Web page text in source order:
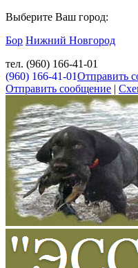
Выберите Ваш город:
Бор Нижний Новгород
тел. (960) 166-41-01
(960) 166-41-01Отправить
Отправить сообщение |